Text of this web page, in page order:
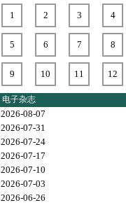
1 2 3 4
5 6 7 8
9 10 11 12
电子杂志
2026-08-07
2026-07-31
2026-07-24
2026-07-17
2026-07-10
2026-07-03
2026-06-26